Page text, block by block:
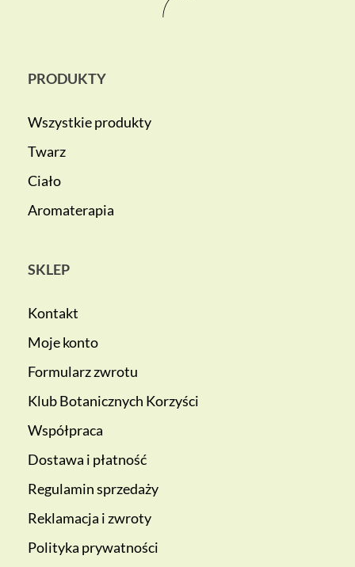
PRODUKTY
Wszystkie produkty
Twarz
Ciało
Aromaterapia
SKLEP
Kontakt
Moje konto
Formularz zwrotu
Klub Botanicznych Korzyści
Współpraca
Dostawa i płatność
Regulamin sprzedaży
Reklamacja i zwroty
Polityka prywatności